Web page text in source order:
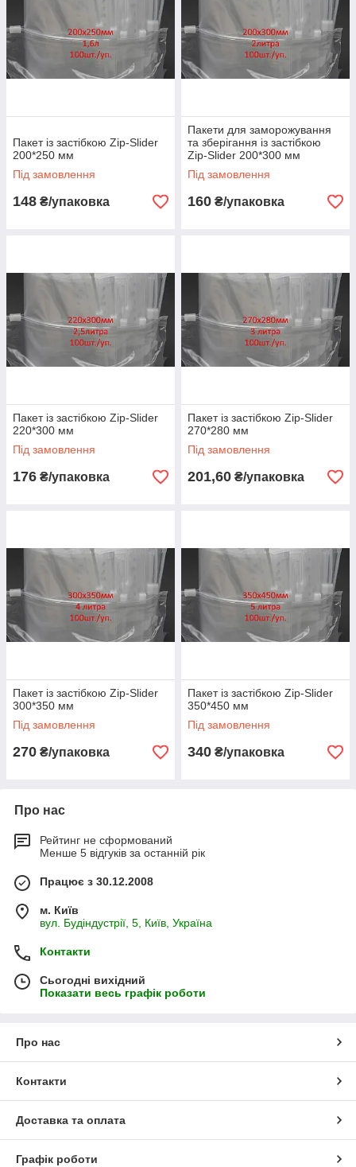
Пакет із застібкою Zip-Slider
200*250 мм
Під замовлення
148 ₴/упаковка
Пакети для заморожування
та зберігання із застібкою
Zip-Slider 200*300 мм
Під замовлення
160 ₴/упаковка
Пакет із застібкою Zip-Slider
220*300 мм
Під замовлення
176 ₴/упаковка
Пакет із застібкою Zip-Slider
270*280 мм
Під замовлення
201,60 ₴/упаковка
Пакет із застібкою Zip-Slider
300*350 мм
Під замовлення
270 ₴/упаковка
Пакет із застібкою Zip-Slider
350*450 мм
Під замовлення
340 ₴/упаковка
Про нас
Рейтинг не сформований
Менше 5 відгуків за останній рік
Працює з 30.12.2008
м. Київ
вул. Будіндустрії, 5, Київ, Україна
Контакти
Сьогодні вихідний
Показати весь графік роботи
Про нас
Контакти
Доставка та оплата
Графік роботи